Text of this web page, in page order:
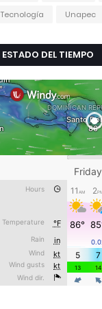
Tecnología
Unapec
ESTADO DEL TIEMPO